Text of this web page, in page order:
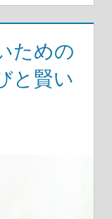
ための
と賢い